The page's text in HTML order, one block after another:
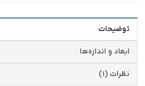
توضیحات
ابعاد و اندازه‌ها
نظرات (۱)